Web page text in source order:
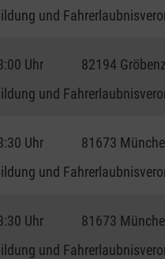
und
Uhr 82194
und
Uhr 81673
und
Uhr 81673
und